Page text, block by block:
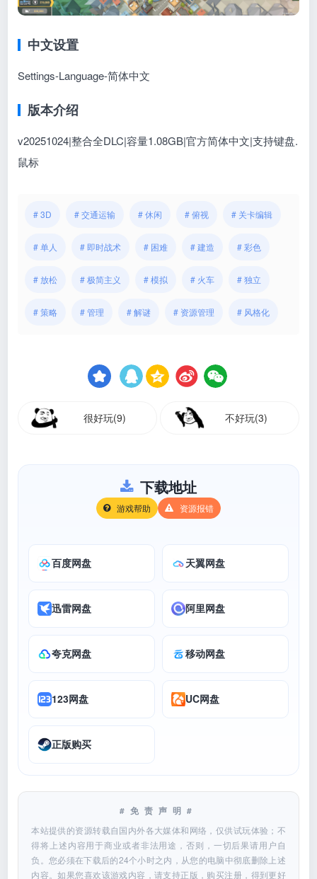
中文设置
Settings-Language-简体中文
版本介绍
v20251024|整合全DLC|容量1.08GB|官方简体中文|支持键盘.
鼠标
# 3D # 交通运输 # 休闲 # 俯视 # 关卡编辑
# 单人 # 即时战术 # 困难 # 建造 # 彩色
# 放松 # 极简主义 # 模拟 # 火车 # 独立
# 策略 # 管理 # 解谜 # 资源管理 # 风格化
很好玩(9) 不好玩(3)
下载地址
游戏帮助 资源报错
百度网盘 天翼网盘
迅雷网盘 阿里网盘
夸克网盘 移动网盘
123网盘 UC网盘
正版购买
#免责声明#
本站提供的资源转载自国内外各大媒体和网络，仅供试玩体验；不
得将上述内容用于商业或者非法用途，否则，一切后果请用户自
负。您必须在下载后的24个小时之内，从您的电脑中彻底删除上述
内容。如果您喜欢该游戏内容，请支持正版，购买注册，得到更好